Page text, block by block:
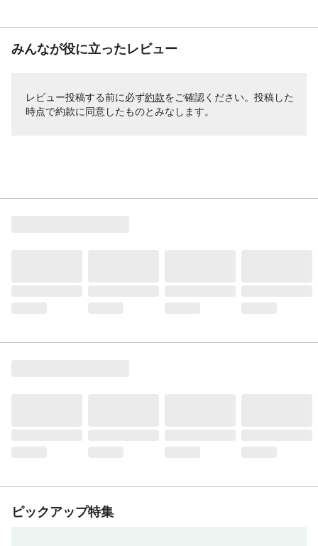
みんなが役に立ったレビュー
レビュー投稿する前に必ず約款をご確認ください。投稿した
時点で約款に同意したものとみなします。
ピックアップ特集